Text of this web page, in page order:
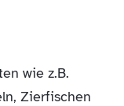
wie z.B.
Zierfischen